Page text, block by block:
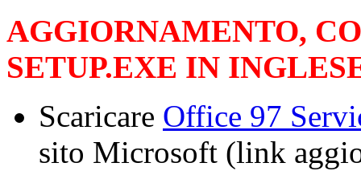
AGGIORNAMENTO,
SETUP.EXE IN
Scaricare Office 97
sito Microsoft (link